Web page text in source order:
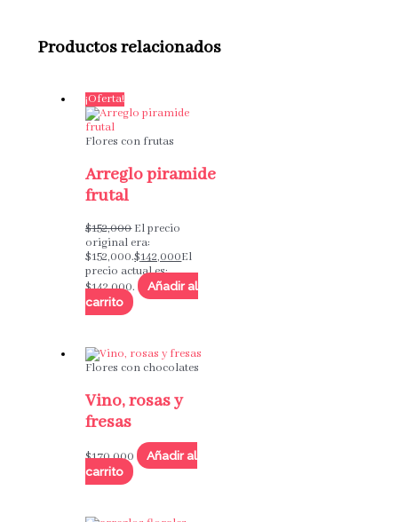
Productos relacionados
¡Oferta!
Flores con frutas
Arreglo piramide
frutal
$152,000 El precio
original era:
$152,000.$142,000El
precio actual es:
$142,000.
Añadir al
carrito
Flores con chocolates
Vino, rosas y
fresas
$170,000
Añadir al
carrito